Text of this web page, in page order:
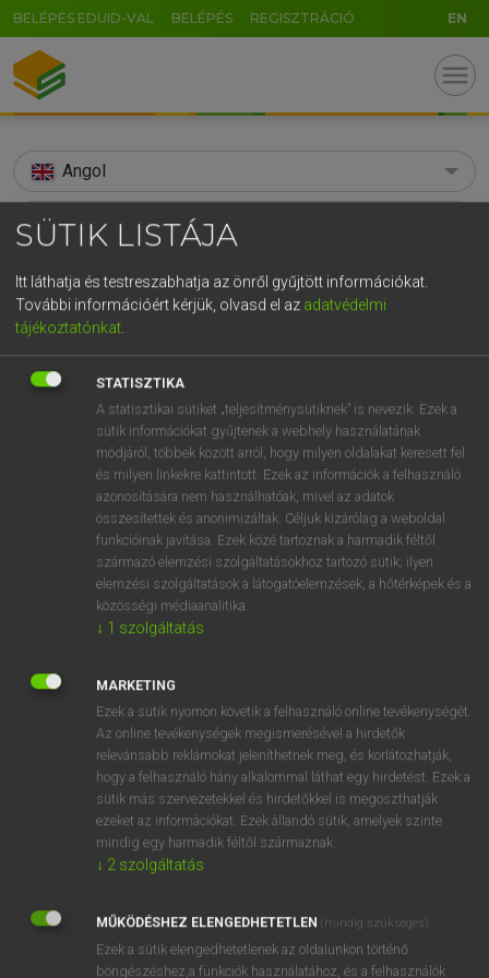
BELÉPÉS EDUID-VAL BELÉPÉS REGISZTRÁCIÓ EN
menu
Angol
search
KERESÉS
TALÁLATOK
superexcellent
Díjmentes angol szótár
Díjmentes angol szótár
superexcellent mn
legeslegkiválóbb
legfinomabb
⚲ superexcellentkeresése szótárainkban
DÍJMENTES ANGOL SZÓTÁR
superelevation
supereminent
supererogation
superexcellent
superfetation
SÜTIK LISTÁJA
Itt láthatja és testreszabhatja az önről gyűjtött információkat.
További információért kérjük, olvasd el az adatvédelmi
tájékoztatónkat.
STATISZTIKA
A statisztikai sütiket „teljesítménysütiknek” is nevezik. Ezek a
sütik információkat gyűjtenek a webhely használatának
módjáról, többek között arról, hogy milyen oldalakat keresett fel
és milyen linkekre kattintott. Ezek az információk a felhasználó
azonosítására nem használhatóak, mivel az adatok
összesítettek és anonimizáltak. Céljuk kizárólag a weboldal
funkcióinak javítása. Ezek közé tartoznak a harmadik féltől
származó elemzési szolgáltatásokhoz tartozó sütik; ilyen
elemzési szolgáltatások a látogatóelemzések, a hőtérképek és a
közösségi médiaanalitika.
↓ 1 szolgáltatás
MARKETING
Ezek a sütik nyomon követik a felhasználó online tevékenységét.
Az online tevékenységek megismerésével a hirdetők
relevánsabb reklámokat jeleníthetnek meg, és korlátozhatják,
hogy a felhasználó hány alkalommal láthat egy hirdetést. Ezek a
sütik más szervezetekkel és hirdetőkkel is megoszthatják
ezeket az információkat. Ezek állandó sütik, amelyek szinte
mindig egy harmadik féltől származnak.
↓ 2 szolgáltatás
MŰKÖDÉSHEZ ELENGEDHETETLEN (mindig szükséges)
Ezek a sütik elengedhetetlenek az oldalunkon történő
böngészéshez,a funkciók használatához, és a felhasználók
5 6 7 8 9 ö ü ó
j k
n m , . - AltGr